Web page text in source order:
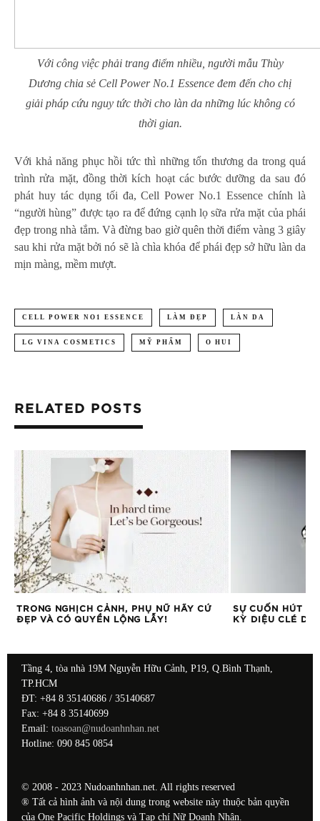
Với công việc phải trang điểm nhiều, người mẫu Thùy
Dương chia sẻ Cell Power No.1 Essence đem đến cho chị
giải pháp cứu nguy tức thời cho làn da những lúc không có
thời gian.
Với khả năng phục hồi tức thì những tổn thương da trong quá
trình rửa mặt, đồng thời kích hoạt các bước dưỡng da sau đó
phát huy tác dụng tối đa, Cell Power No.1 Essence chính là
“người hùng” được tạo ra để đứng cạnh lọ sữa rửa mặt của phái
đẹp trong nhà tắm. Và đừng bao giờ quên thời điểm vàng 3 giây
sau khi rửa mặt bởi nó sẽ là chìa khóa để phái đẹp sở hữu làn da
mịn màng, mềm mượt.
CELL POWER NO1 ESSENCE LÀM ĐẸP LÀN DA
LG VINA COSMETICS MỸ PHẨM O HUI
RELATED POSTS
TRONG NGHỊCH CẢNH, PHỤ NỮ HÃY CỨ
ĐẸP VÀ CÓ QUYỀN LỘNG LẪY!
SỰ CUỐN HÚT
KỲ DIỆU CLÉ DE
Tầng 4, tòa nhà 19M Nguyễn Hữu Cảnh, P19, Q.Bình Thạnh,
TP.HCM
ĐT: +84 8 35140686 / 35140687
Fax: +84 8 35140699
Email: toasoan@nudoanhnhan.net
Hotline: 090 845 0854
© 2008 - 2023 Nudoanhnhan.net. All rights reserved
® Tất cả hình ảnh và nội dung trong website này thuộc bản quyền
của One Pacific Holdings và Tạp chí Nữ Doanh Nhân.